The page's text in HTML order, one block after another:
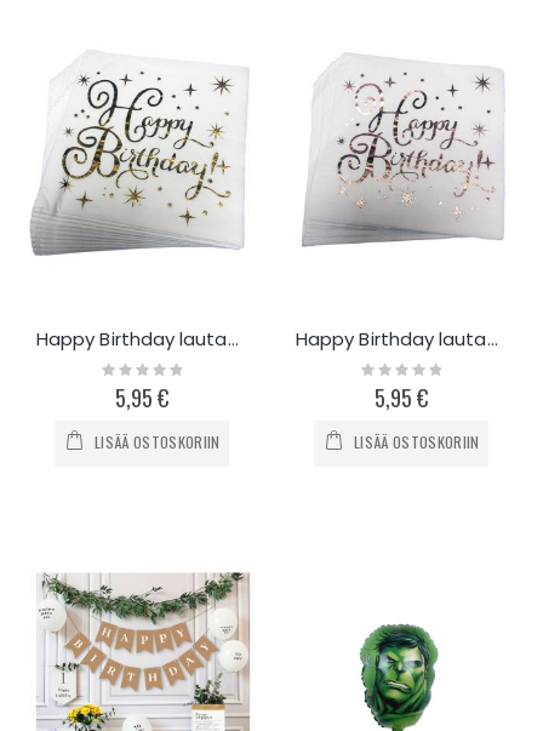
Happy Birthday lautasliinat 20kpl - valkoinen-kulta
Rating:
0%5,95 €
LISÄÄ OSTOSKORIIN
Happy Birthday lautasliinat 20kpl - valkoinen-ruusukulta
Rating:
0%5,95 €
LISÄÄ OSTOSKORIIN